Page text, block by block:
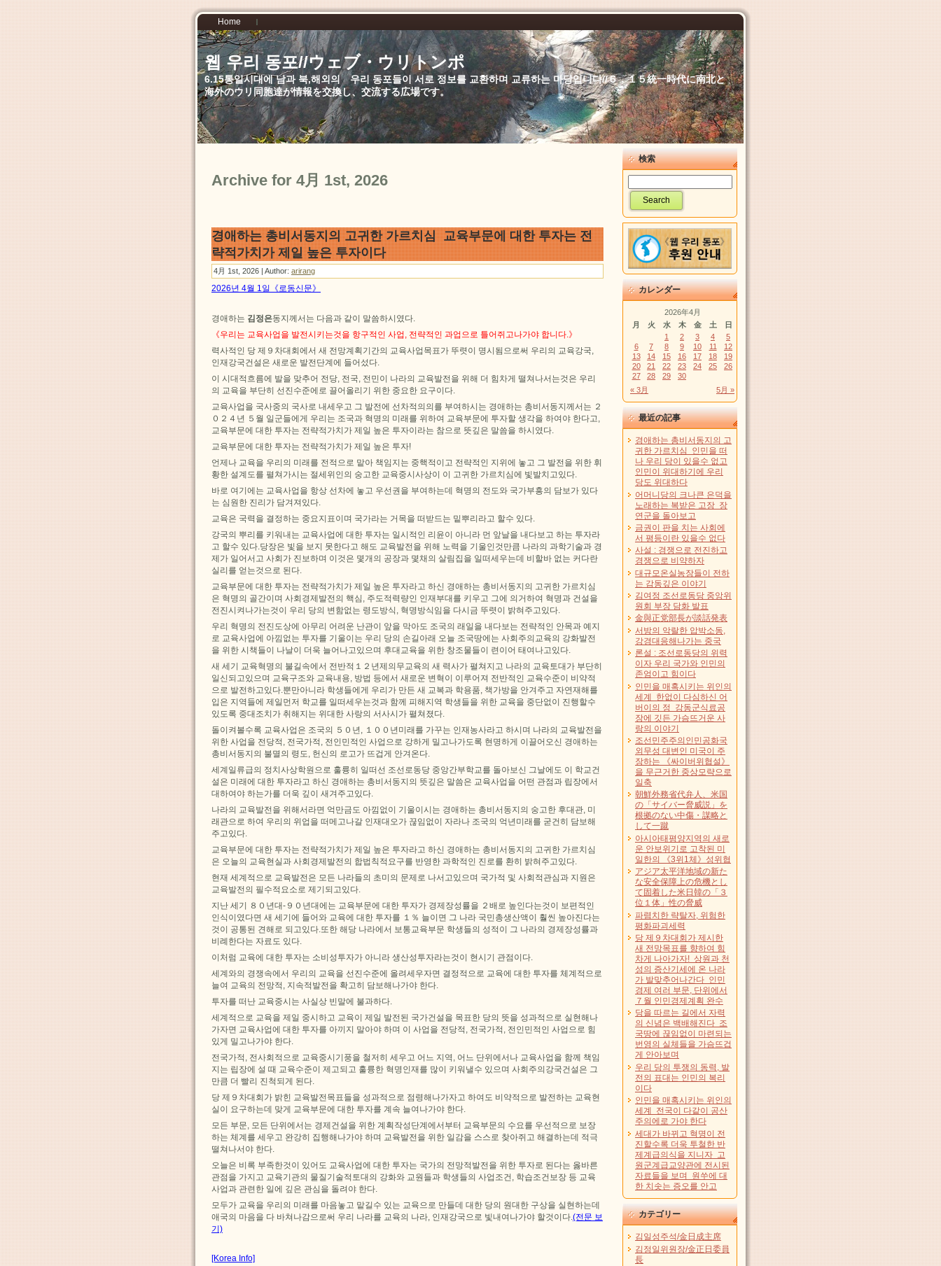
Home
웹 우리 동포//ウェブ・ウリトンポ
6.15통일시대에 남과 북,해외의 우리 동포들이 서로 정보를 교환하며 교류하는 마당입니다//６．１５統一時代に南北と
海外のウリ同胞達が情報を交換し、交流する広場です。
Archive for 4月 1st, 2026
경애하는 총비서동지의 고귀한 가르치심 교육부문에 대한 투자는 전
략적가치가 제일 높은 투자이다
4月 1st, 2026 | Author: arirang
2026년 4월 1일《로동신문》
경애하는 김정은동지께서는 다음과 같이 말씀하시였다.
《우리는 교육사업을 발전시키는것을 항구적인 사업, 전략적인 과업으로 틀어쥐고나가야 합니다.》
력사적인 당 제９차대회에서 새 전망계획기간의 교육사업목표가 뚜렷이 명시됨으로써 우리의 교육강국,
인재강국건설은 새로운 발전단계에 들어섰다.
이 시대적흐름에 발을 맞추어 전당, 전국, 전민이 나라의 교육발전을 위해 더 힘차게 떨쳐나서는것은 우리
의 교육을 부단히 선진수준에로 끌어올리기 위한 중요한 요구이다.
교육사업을 국사중의 국사로 내세우고 그 발전에 선차적의의를 부여하시는 경애하는 총비서동지께서는 ２
０２４년 ５월 일군들에게 우리는 조국과 혁명의 미래를 위하여 교육부문에 투자할 생각을 하여야 한다고,
교육부문에 대한 투자는 전략적가치가 제일 높은 투자이라는 참으로 뜻깊은 말씀을 하시였다.
교육부문에 대한 투자는 전략적가치가 제일 높은 투자!
언제나 교육을 우리의 미래를 전적으로 맡아 책임지는 중핵적이고 전략적인 지위에 놓고 그 발전을 위한 휘
황한 설계도를 펼쳐가시는 절세위인의 숭고한 교육중시사상이 이 고귀한 가르치심에 빛발치고있다.
바로 여기에는 교육사업을 항상 선차에 놓고 우선권을 부여하는데 혁명의 전도와 국가부흥의 담보가 있다
는 심원한 진리가 담겨져있다.
교육은 국력을 결정하는 중요지표이며 국가라는 거목을 떠받드는 밑뿌리라고 할수 있다.
강국의 뿌리를 키워내는 교육사업에 대한 투자는 일시적인 리윤이 아니라 먼 앞날을 내다보고 하는 투자라
고 할수 있다.당장은 빛을 보지 못한다고 해도 교육발전을 위해 노력을 기울인것만큼 나라의 과학기술과 경
제가 일어서고 사회가 진보하며 이것은 몇개의 공장과 몇채의 살림집을 일떠세우는데 비할바 없는 커다란
실리를 얻는것으로 된다.
교육부문에 대한 투자는 전략적가치가 제일 높은 투자라고 하신 경애하는 총비서동지의 고귀한 가르치심
은 혁명의 골간이며 사회경제발전의 핵심, 주도적력량인 인재부대를 키우고 그에 의거하여 혁명과 건설을
전진시켜나가는것이 우리 당의 변함없는 령도방식, 혁명방식임을 다시금 뚜렷이 밝혀주고있다.
우리 혁명의 전진도상에 아무리 어려운 난관이 앞을 막아도 조국의 래일을 내다보는 전략적인 안목과 예지
로 교육사업에 아낌없는 투자를 기울이는 우리 당의 손길아래 오늘 조국땅에는 사회주의교육의 강화발전
을 위한 시책들이 나날이 더욱 늘어나고있으며 후대교육을 위한 창조물들이 련이어 태여나고있다.
새 세기 교육혁명의 불길속에서 전반적１２년제의무교육의 새 력사가 펼쳐지고 나라의 교육토대가 부단히
일신되고있으며 교육구조와 교육내용, 방법 등에서 새로운 변혁이 이루어져 전반적인 교육수준이 비약적
으로 발전하고있다.뿐만아니라 학생들에게 우리가 만든 새 교복과 학용품, 책가방을 안겨주고 자연재해를
입은 지역들에 제일먼저 학교를 일떠세우는것과 함께 피해지역 학생들을 위한 교육을 중단없이 진행할수
있도록 중대조치가 취해지는 위대한 사랑의 서사시가 펼쳐졌다.
돌이켜볼수록 교육사업은 조국의 ５０년, １００년미래를 가꾸는 인재농사라고 하시며 나라의 교육발전을
위한 사업을 전당적, 전국가적, 전인민적인 사업으로 강하게 밀고나가도록 현명하게 이끌어오신 경애하는
총비서동지의 불멸의 령도, 헌신의 로고가 뜨겁게 안겨온다.
세계일류급의 정치사상학원으로 훌륭히 일떠선 조선로동당 중앙간부학교를 돌아보신 그날에도 이 학교건
설은 미래에 대한 투자라고 하신 경애하는 총비서동지의 뜻깊은 말씀은 교육사업을 어떤 관점과 립장에서
대하여야 하는가를 더욱 깊이 새겨주고있다.
나라의 교육발전을 위해서라면 억만금도 아낌없이 기울이시는 경애하는 총비서동지의 숭고한 후대관, 미
래관으로 하여 우리의 위업을 떠메고나갈 인재대오가 끊임없이 자라나 조국의 억년미래를 굳건히 담보해
주고있다.
교육부문에 대한 투자는 전략적가치가 제일 높은 투자라고 하신 경애하는 총비서동지의 고귀한 가르치심
은 오늘의 교육현실과 사회경제발전의 합법칙적요구를 반영한 과학적인 진로를 환히 밝혀주고있다.
현재 세계적으로 교육발전은 모든 나라들의 초미의 문제로 나서고있으며 국가적 및 사회적관심과 지원은
교육발전의 필수적요소로 제기되고있다.
지난 세기 ８０년대-９０년대에는 교육부문에 대한 투자가 경제장성률을 ２배로 높인다는것이 보편적인
인식이였다면 새 세기에 들어와 교육에 대한 투자를 １％ 늘이면 그 나라 국민총생산액이 훨씬 높아진다는
것이 공통된 견해로 되고있다.또한 해당 나라에서 보통교육부문 학생들의 성적이 그 나라의 경제장성률과
비례한다는 자료도 있다.
이처럼 교육에 대한 투자는 소비성투자가 아니라 생산성투자라는것이 현시기 관점이다.
세계와의 경쟁속에서 우리의 교육을 선진수준에 올려세우자면 결정적으로 교육에 대한 투자를 체계적으로
늘여 교육의 전망적, 지속적발전을 확고히 담보해나가야 한다.
투자를 떠난 교육중시는 사실상 빈말에 불과하다.
세계적으로 교육을 제일 중시하고 교육이 제일 발전된 국가건설을 목표한 당의 뜻을 성과적으로 실현해나
가자면 교육사업에 대한 투자를 아끼지 말아야 하며 이 사업을 전당적, 전국가적, 전인민적인 사업으로 힘
있게 밀고나가야 한다.
전국가적, 전사회적으로 교육중시기풍을 철저히 세우고 어느 지역, 어느 단위에서나 교육사업을 함께 책임
지는 립장에 설 때 교육수준이 제고되고 훌륭한 혁명인재를 많이 키워낼수 있으며 사회주의강국건설은 그
만큼 더 빨리 진척되게 된다.
당 제９차대회가 밝힌 교육발전목표들을 성과적으로 점령해나가자고 하여도 비약적으로 발전하는 교육현
실이 요구하는데 맞게 교육부문에 대한 투자를 계속 늘여나가야 한다.
모든 부문, 모든 단위에서는 경제건설을 위한 계획작성단계에서부터 교육부문의 수요를 우선적으로 보장
하는 체계를 세우고 완강히 집행해나가야 하며 교육발전을 위한 일감을 스스로 찾아쥐고 해결하는데 적극
떨쳐나서야 한다.
오늘은 비록 부족한것이 있어도 교육사업에 대한 투자는 국가의 전망적발전을 위한 투자로 된다는 옳바른
관점을 가지고 교육기관의 물질기술적토대의 강화와 교원들과 학생들의 사업조건, 학습조건보장 등 교육
사업과 관련한 일에 깊은 관심을 돌려야 한다.
모두가 교육을 우리의 미래를 마음놓고 맡길수 있는 교육으로 만들데 대한 당의 원대한 구상을 실현하는데
애국의 마음을 다 바쳐나감으로써 우리 나라를 교육의 나라, 인재강국으로 빛내여나가야 할것이다. (전문 보
기)
[Korea Info]
検索
カレンダー
2026年4月
月
火 水 木 金 土 日
« 3月 5月 »
1 2 3 4
5
6
7 8 9 10 11
12
13
14 15 16 17 18
19
20
21 22 23 24 25
26
27
28 29 30
最近の記事
경애하는 총비서동지의 고
귀한 가르치심 인민을 떠
나 우리 당이 있을수 없고
인민이 위대하기에 우리
당도 위대하다
어머니당의 크나큰 은덕을
노래하는 복받은 고장 장
연군을 돌아보고
금권이 판을 치는 사회에
서 평등이란 있을수 없다
사설 : 경쟁으로 전진하고
경쟁으로 비약하자
대규모온실농장들이 전하
는 감동깊은 이야기
김여정 조선로동당 중앙위
원회 부장 담화 발표
金與正党部長が談話発表
서방의 악랄한 압박소동,
강경대응해나가는 중국
론설 : 조선로동당의 위력
이자 우리 국가와 인민의
존엄이고 힘이다
인민을 매혹시키는 위인의
세계 한없이 다심하신 어
버이의 정 강동군식료공
장에 깃든 가슴뜨거운 사
랑의 이야기
조선민주주의인민공화국
외무성 대변인 미국이 주
장하는 《싸이버위협설》
을 무근거한 중상모략으로
일축
朝鮮外務省代弁人、米国
の「サイバー脅威説」を
根拠のない中傷・謀略と
して一蹴
아시아태평양지역의 새로
운 안보위기로 고착된 미
일한의 《3위1체》성위협
アジア太平洋地域の新た
な安全保障上の危機とし
て固着した米日韓の「３
位１体」性の脅威
파렴치한 략탈자, 위험한
평화파괴세력
당 제９차대회가 제시한
새 전망목표를 향하여 힘
차게 나아가자! 상원과 천
성의 증산기세에 온 나라
가 발맞추어나간다 인민
경제 여러 부문, 단위에서
７월 인민경제계획 완수
당을 따르는 길에서 자력
의 신념은 백배해진다 조
국땅에 끊임없이 마련되는
번영의 실체들을 가슴뜨겁
게 안아보며
우리 당의 투쟁의 동력, 발
전의 표대는 인민의 복리
이다
인민을 매혹시키는 위인의
세계 전국이 다같이 공산
주의에로 가야 한다
세대가 바뀌고 혁명이 전
진할수록 더욱 투철한 반
제계급의식을 지니자 고
원군계급교양관에 전시된
자료들을 보며 원쑤에 대
한 치솟는 증오를 안고
カテゴリー
김일성주석/金日成主席
김정일위원장/金正日委員
長